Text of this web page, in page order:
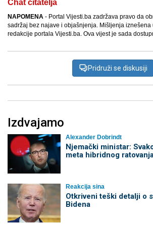
Chat čitatelja
NAPOMENA - Portal Vijesti.ba zadržava pravo da
sadržaj bez najave i objašnjenja. Mišljenja iznešena
redakcije portala Vijesti.ba. Ova vijest je sada
Pridruži se diskusiji
Izdvajamo
Alexander Dobrindt
Njemački ministar:
meta hibridnog
Reakcija sina
Otkriveni teški detalji o
Bidena